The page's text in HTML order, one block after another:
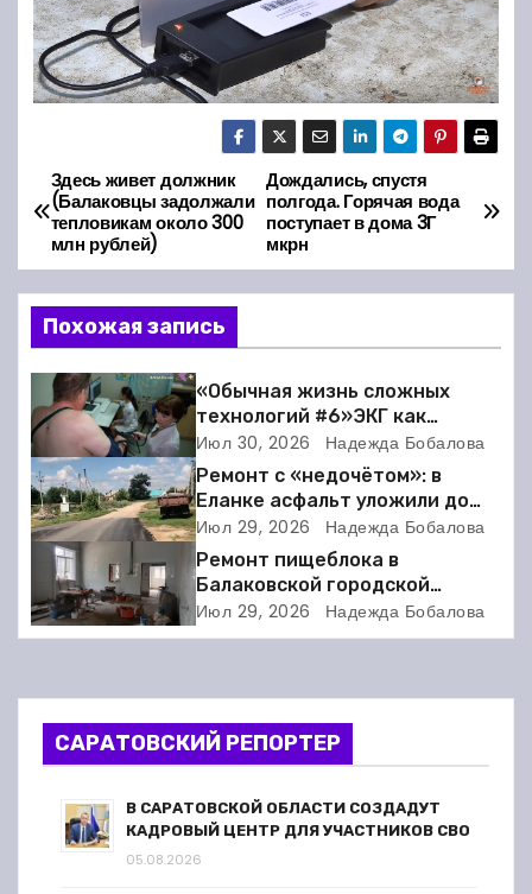
Н
а
в
и
а
ц
и
я
п
о
Дождались, спустя
полгода. Горячая вода
поступает в дома 3Г
мкрн
Здесь живет должник
(Балаковцы задолжали
тепловикам около 300
млн рублей)
Похожая запись
«Обычная жизнь сложных
технологий #6»ЭКГ как
искусство: когда ритм жизни
требует расшифровки
Июл 30, 2026 Надежда Бобалова
Ремонт с «недочётом»: в
Еланке асфальт уложили до
школы, но не дошли 30 метров
Июл 29, 2026 Надежда Бобалова
Ремонт пищеблока в
Балаковской городской
клинической больнице
выходит на финишную прямую
Июл 29, 2026 Надежда Бобалова
САРАТОВСКИЙ РЕПОРТЕР
В САРАТОВСКОЙ ОБЛАСТИ СОЗДАДУТ
КАДРОВЫЙ ЦЕНТР ДЛЯ УЧАСТНИКОВ СВО
05.08.2026